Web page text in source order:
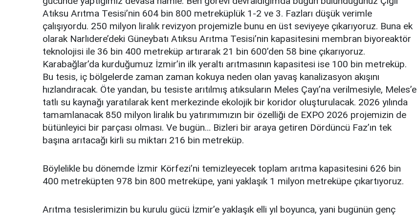
Atıksu Arıtma Tesisi’nin 604 bin 800 metreküplük 1-2 ve 3. Fazları düşük verimle
çalışıyordu. 250 milyon liralık revizyon projemizle bunu en üst seviyeye çıkarıyoruz. Buna ek
olarak Narlıdere’deki Güneybatı Atıksu Arıtma Tesisi’nin kapasitesini membran biyoreaktör
teknolojisi ile 36 bin 400 metreküp artırarak 21 bin 600’den 58 bine çıkarıyoruz.
Karabağlar’da kurduğumuz İzmir’in ilk yeraltı arıtmasının kapasitesi ise 100 bin metreküp.
Bu tesis, iç bölgelerde zaman zaman kokuya neden olan yavaş kanalizasyon akışını
hızlandıracak. Öte yandan, bu tesiste arıtılmış atıksuların Meles Çayı’na verilmesiyle, Meles’e
tatlı su kaynağı yaratılarak kent merkezinde ekolojik bir koridor oluşturulacak. 2026 yılında
tamamlanacak 850 milyon liralık bu yatırımımızın bir özelliği de EXPO 2026 projemizin de
bütünleyici bir parçası olması. Ve bugün… Bizleri bir araya getiren Dördüncü Faz’ın tek
başına arıtacağı kirli su miktarı 216 bin metreküp.
Böylelikle bu dönemde İzmir Körfezi’ni temizleyecek toplam arıtma kapasitesini 626 bin
400 metreküpten 978 bin 800 metreküpe, yani yaklaşık 1 milyon metreküpe çıkartıyoruz.
Arıtma tesislerimizin bu kurulu gücü İzmir’e yaklaşık elli yıl boyunca, yani bugünün genç